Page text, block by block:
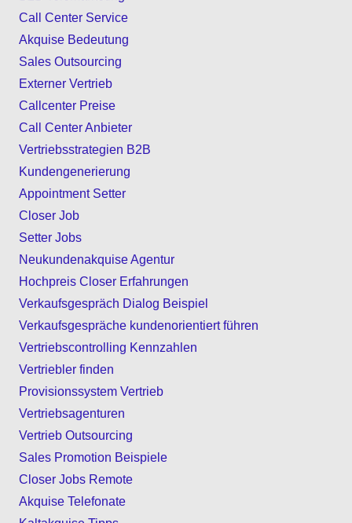
Call Center Service
Akquise Bedeutung
Sales Outsourcing
Externer Vertrieb
Callcenter Preise
Call Center Anbieter
Vertriebsstrategien B2B
Kundengenerierung
Appointment Setter
Closer Job
Setter Jobs
Neukundenakquise Agentur
Hochpreis Closer Erfahrungen
Verkaufsgespräch Dialog Beispiel
Verkaufsgespräche kundenorientiert führen
Vertriebscontrolling Kennzahlen
Vertriebler finden
Provisionssystem Vertrieb
Vertriebsagenturen
Vertrieb Outsourcing
Sales Promotion Beispiele
Closer Jobs Remote
Akquise Telefonate